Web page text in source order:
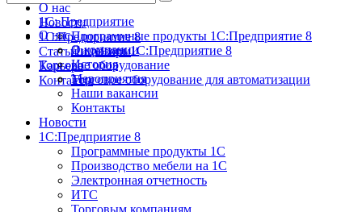
О нас
Новости
1С:Предприятие 8
Статьи и обзоры
Карьера
Контакты
1С: Предприятие
Программные продукты 1С:Предприятие 8
Лицензии 1С:Предприятие 8
Торговое оборудование
Торговое оборудование для автоматизации
О нас
О компании
История
Мероприятия
Наши вакансии
Контакты
Новости
1С:Предприятие 8
Программные продукты 1С
Производство мебели на 1С
Электронная отчетность
ИТС
Торговым компаниям